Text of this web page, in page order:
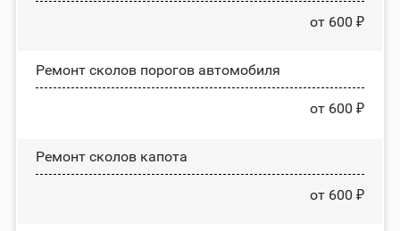
от 600 ₽
Ремонт сколов порогов автомобиля
от 600 ₽
Ремонт сколов капота
от 600 ₽